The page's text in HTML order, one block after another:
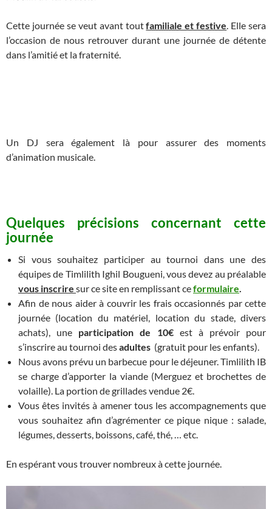
Cette journée se veut avant toutfamiliale et festive. Elle sera
l’occasion de nous retrouver durant une journée de détente
dans l’amitié et la fraternité.
Un DJ sera également là pour assurer des moments
d’animation musicale.
Quelques précisions concernant cette
journée
Si vous souhaitez participer au tournoi dans une des
équipes de Timlilith Ighil Bougueni, vous devez au préalable
vous inscrire sur ce site en remplissant ceformulaire.
Afin de nous aider à couvrir les frais occasionnés par cette
journée (location du matériel, location du stade, divers
achats), une participation de 10€est à prévoir pour
s’inscrire au tournoi desadultes (gratuit pour les enfants).
Nous avons prévu un barbecue pour le déjeuner. Timlilith IB
se charge d’apporter la viande (Merguez et brochettes de
volaille). La portion de grillades vendue 2€.
Vous êtes invités à amener tous les accompagnements que
vous souhaitez afin d’agrémenter ce pique nique : salade,
légumes, desserts, boissons, café, thé, … etc.
En espérant vous trouver nombreux à cette journée.